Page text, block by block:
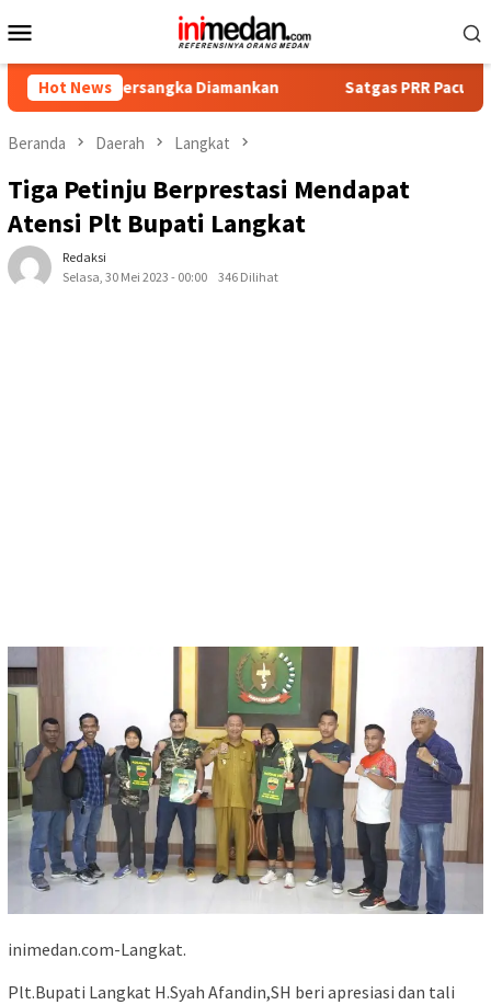
ke
Mobile
Hot News
Tersangka Diamankan Satgas PRR Pacu Realisasi
Beranda Daerah Langkat
Tiga Petinju Berprestasi Mendapat
Atensi Plt Bupati Langkat
Redaksi
Selasa, 30 Mei 2023 - 00:00
346 Dilihat
inimedan.com-Langkat.
Plt.Bupati Langkat H.Syah Afandin,SH beri apresiasi dan tali